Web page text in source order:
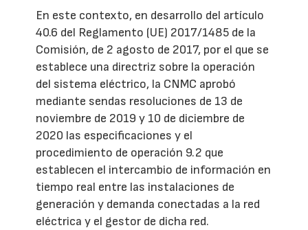
En este contexto, en desarrollo del artículo
40.6 del Reglamento (UE) 2017/1485 de la
Comisión, de 2 agosto de 2017, por el que se
establece una directriz sobre la operación
del sistema eléctrico, la CNMC aprobó
mediante sendas resoluciones de 13 de
noviembre de 2019 y 10 de diciembre de
2020 las especificaciones y el
procedimiento de operación 9.2 que
establecen el intercambio de información en
tiempo real entre las instalaciones de
generación y demanda conectadas a la red
eléctrica y el gestor de dicha red.